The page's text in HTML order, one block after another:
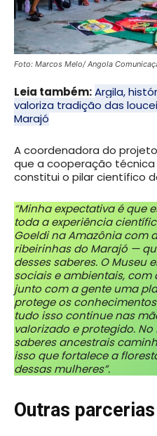
Foto: Marcos Melo/ Angola
Leia também:Argila,
valoriza tradição das
Marajó
A coordenadora do
que a cooperação técnica
constitui o pilar científico
“Minha expectativa é que
toda a experiência
Goeldi na Amazônia com
ribeirinhas do Marajó —
desses saberes. O Museu
sociais e ambientais,
junto com a gente uma
protege os
tudo isso continue nas
valorizado e protegido.
saberes ancestrais
isso que fortalece a
dessas mulheres”.
Outras